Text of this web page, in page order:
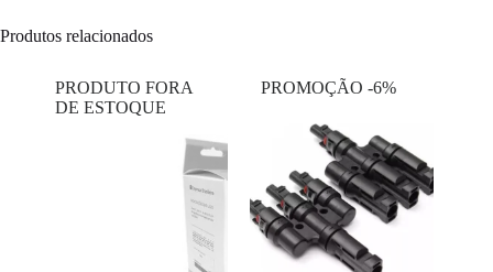
Produtos relacionados
PRODUTO FORA
DE ESTOQUE
PROMOÇÃO -6%